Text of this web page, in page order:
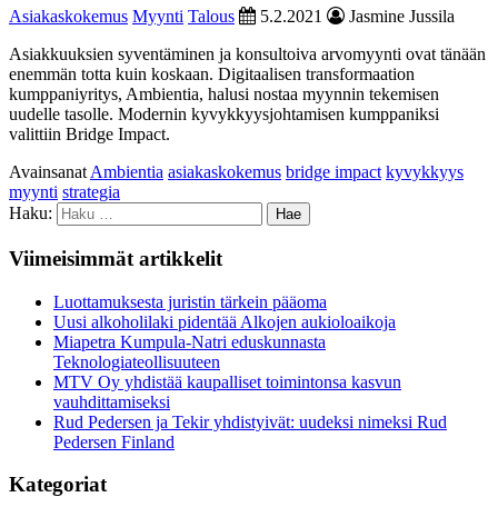
Asiakaskokemus Myynti Talous 5.2.2021
Jasmine Jussila
Asiakkuuksien syventäminen ja konsultoiva arvomyynti ovat tänään
enemmän totta kuin koskaan. Digitaalisen transformaation
kumppaniyritys, Ambientia, halusi nostaa myynnin tekemisen
uudelle tasolle. Modernin kyvykkyysjohtamisen kumppaniksi
valittiin Bridge Impact.
Avainsanat Ambientia asiakaskokemus bridge impact kyvykkyys
myynti strategia
Haku:
Viimeisimmät artikkelit
Luottamuksesta juristin tärkein pääoma
Uusi alkoholilaki pidentää Alkojen aukioloaikoja
Miapetra Kumpula-Natri eduskunnasta
Teknologiateollisuuteen
MTV Oy yhdistää kaupalliset toimintonsa kasvun
vauhdittamiseksi
Rud Pedersen ja Tekir yhdistyivät: uudeksi nimeksi Rud
Pedersen Finland
Kategoriat